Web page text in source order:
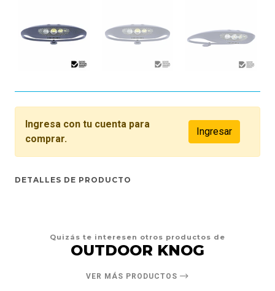
Ingresa con tu cuenta para
comprar.
Ingresar
DETALLES DE PRODUCTO
Quizás te interesen otros productos de
OUTDOOR KNOG
VER MÁS PRODUCTOS